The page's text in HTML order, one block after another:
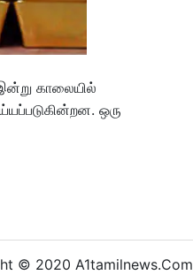
காலையில்
ஒரு
© 2020 A1tamilnews.Com